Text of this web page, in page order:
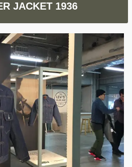
JACKET 1936